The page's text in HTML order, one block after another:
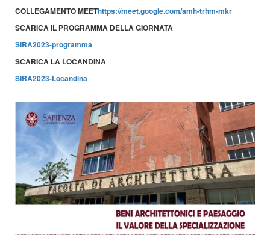
COLLEGAMENTO MEEThttps://meet.google.com/amh-trhm-mkr
SCARICA IL PROGRAMMA DELLA GIORNATA
SIRA2023-programma
SCARICA LA LOCANDINA
SIRA2023-Locandina